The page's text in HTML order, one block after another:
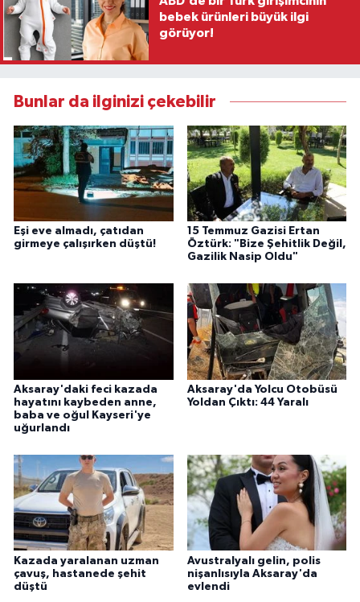
bebek ürünleri büyük ilgi
görüyor!
Bunlar da ilginizi çekebilir
Eşi eve almadı, çatıdan
girmeye çalışırken düştü!
15 Temmuz Gazisi Ertan
Öztürk: "Bize Şehitlik Değil,
Gazilik Nasip Oldu"
Aksaray'daki feci kazada
hayatını kaybeden anne,
baba ve oğul Kayseri'ye
uğurlandı
Aksaray'da Yolcu Otobüsü
Yoldan Çıktı: 44 Yaralı
Kazada yaralanan uzman
çavuş, hastanede şehit
düştü
Avustralyalı gelin, polis
nişanlısıyla Aksaray'da
evlendi